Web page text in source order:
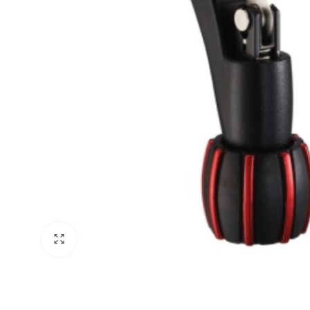
Klima Bantları
Lionball
Ziehl-Abegg